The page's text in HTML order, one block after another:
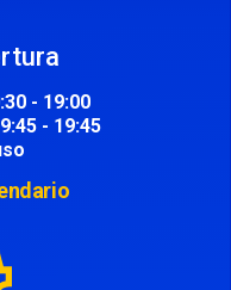
- 19:00
9:45 - 19:45